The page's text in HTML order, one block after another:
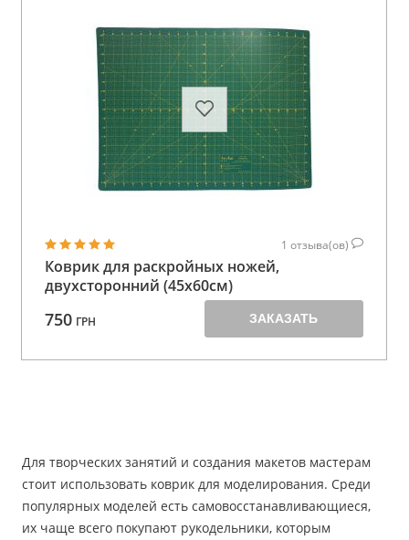
Для творческих занятий и создания макетов мастерам
стоит использовать коврик для моделирования. Среди
популярных моделей есть самовосстанавливающиеся,
их чаще всего покупают рукодельники, которым
1 отзыва(ов)
Коврик для раскройных ножей,
двухсторонний (45x60см)
750 ГРН ЗАКАЗАТЬ